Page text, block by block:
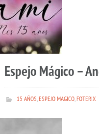
Espejo Mágico –
15 AÑOS,ESPEJO MAGICO,FOTERIX